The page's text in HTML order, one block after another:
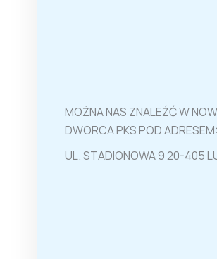
MOŻNA NAS ZNALEŹĆ W
DWORCA PKS POD ADRESEM:
UL. STADIONOWA 9 20-405